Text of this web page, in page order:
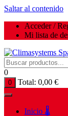
Saltar al contenido
Acceder /
Mi lista de
0
0 Total: 0,00 €
Inicio 🌡️